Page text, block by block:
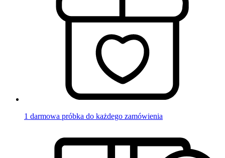
1 darmowa próbka do każdego zamówienia